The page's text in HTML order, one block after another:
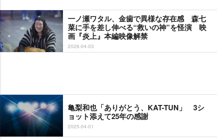
一ノ瀬ワタル、金歯で異様な存在感 森七
菜に手を差し伸べる“救いの神”を怪演 映
画『炎上』本編映像解禁
2026-04-03
亀梨和也「ありがとう、KAT-TUN」 3シ
ョット添えて25年の感謝
2025-04-01